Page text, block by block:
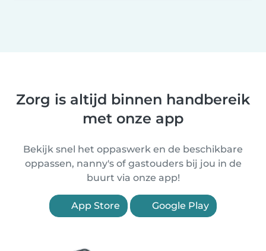
Zorg is altijd binnen handbereik
met onze app
Bekijk snel het oppaswerk en de beschikbare
oppassen, nanny's of gastouders bij jou in de
buurt via onze app!
App Store Google Play